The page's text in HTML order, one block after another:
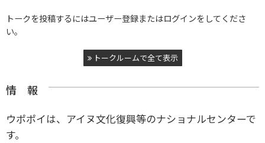
トークを投稿するにはユーザー登録またはログインをしてくださ
い。
トークルームで全て表示
情 報
ウポポイは、アイヌ文化復興等のナショナルセンターで
す。